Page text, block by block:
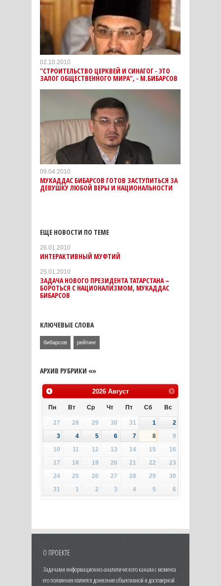
02.10.2010
"СТРОИТЕЛЬСТВО ЦЕРКВЕЙ И СИНАГОГ - ЭТО
ЗАЛОГ ОБЩЕСТВЕННОГО МИРА", - М.БИБАРСОВ
09.04.2010
МУКАДДАС БИБАРСОВ ГОТОВ ЗАСТУПИТЬСЯ ЗА
ДЕВУШКУ ЛЮБОЙ ВЕРЫ И НАЦИОНАЛЬНОСТИ
ЕЩЕ НОВОСТИ ПО ТЕМЕ
26.01.2010
ИНТЕРАКТИВНЫЙ МУФТИЙ
25.01.2010
ЗАДАЧА НОВОГО ПРЕЗИДЕНТА ТАТАРСТАНА –
БОРОТЬСЯ С НАЦИОНАЛИЗМОМ, МУКАДДАС
БИБАРСОВ
КЛЮЧЕВЫЕ СЛОВА
бибарсов рейтинг
АРХИВ РУБРИКИ «»
2026 Август
Пн Вт Ср Чт Пт Сб Вс
27 28 29 30 31 1
2
3
4 5 6 7 8
9
10
11 12 13 14 15
16
17
18 19 20 21 22
23
24
25 26 27 28 29
30
31
1 2 3 4 5 6
О ПРОЕКТЕ
Задачами информационно-аналитического канала с момента
его появления является донесение объективной и достоверной